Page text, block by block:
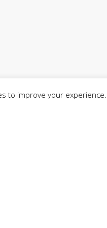
to improve your